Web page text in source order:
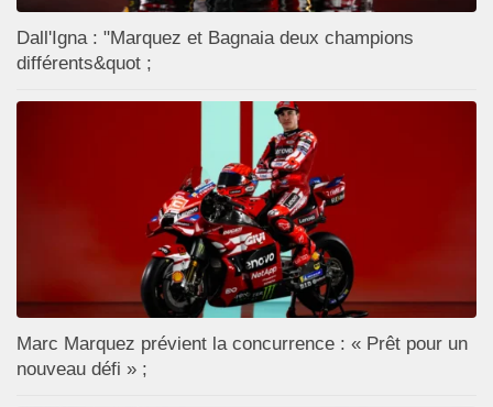
Dall'Igna : "Marquez et Bagnaia deux champions
différents&quot ;
Marc Marquez prévient la concurrence : « Prêt pour un
nouveau défi » ;